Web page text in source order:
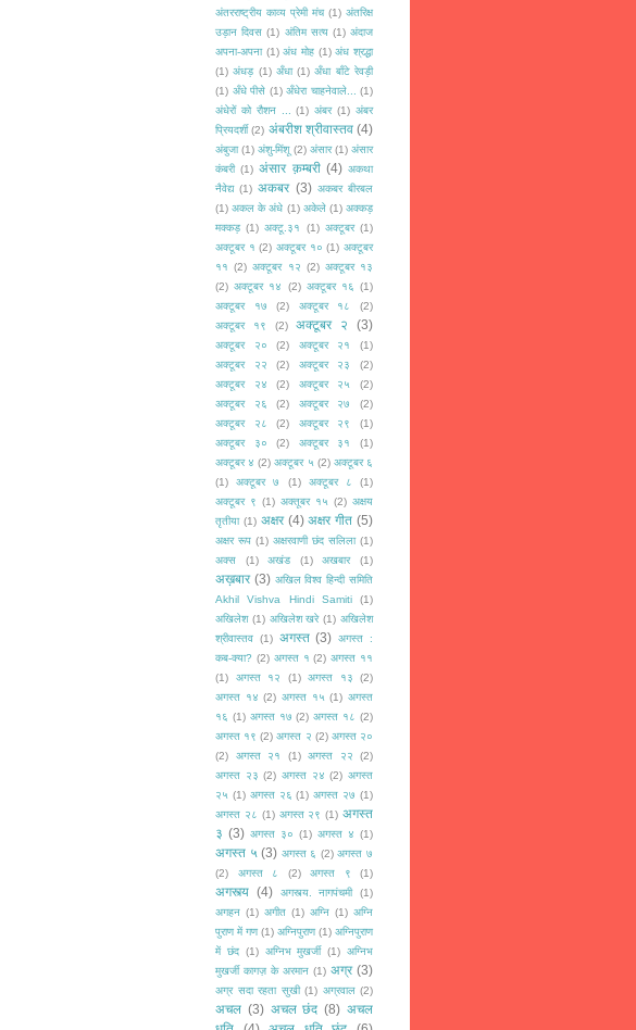
अंतरराष्ट्रीय काव्य प्रेमी मंच (1) अंतरिक्ष
उड़ान दिवस (1) अंतिम सत्य (1) अंदाज
अपना-अपना (1) अंध मोह (1) अंध श्रद्धा
(1) अंधड़ (1) अँधा (1) अँधा बाँटे रेवड़ी
(1) अँधे पीसे (1) अँधेरा चाहनेवाले...
(1)
अंधेरों को रौशन ...
(1) अंबर (1) अंबर
प्रियदर्शी (2) अंबरीश श्रीवास्तव (4)
अंबुजा (1) अंशु-मिंशू (2) अंसार (1) अंसार
कंबरी (1) अंसार क़म्बरी (4) अकथा
नैवेद्य (1) अकबर (3) अकबर बीरबल
(1) अकल के अंधे (1) अकेले (1) अक्कड़
मक्कड़ (1) अक्टू.३१ (1) अक्टूबर (1)
अक्टूबर १ (2) अक्टूबर १० (1) अक्टूबर
११ (2) अक्टूबर १२ (2) अक्टूबर १३
(2) अक्टूबर १४ (2) अक्टूबर १६ (1)
अक्टूबर १७
(2) अक्टूबर १८
(2)
अक्टूबर १९
(2) अक्टूबर २ (3)
अक्टूबर २० (2) अक्टूबर २१
(1)
अक्टूबर २२
(2) अक्टूबर २३
(2)
अक्टूबर २४
(2) अक्टूबर २५
(2)
अक्टूबर २६
(2) अक्टूबर २७
(2)
अक्टूबर २८
(2) अक्टूबर २९
(1)
अक्टूबर ३०
(2) अक्टूबर ३१
(1)
अक्टूबर ४ (2) अक्टूबर ५ (2) अक्टूबर ६
(1)
अक्टूबर ७ (1) अक्टूबर ८
(1)
अक्टूबर ९ (1) अक्तूबर १५ (2) अक्षय
तृतीया (1) अक्षर (4) अक्षर गीत (5)
अक्षर रूप (1) अक्षरवाणी छंद सलिला (1)
अक्स
(1) अखंड (1) अखबार (1)
अख़बार (3) अखिल विश्व हिन्दी समिति
Akhil Vishva Hindi Samiti
(1)
अखिलेश (1) अखिलेश खरे (1) अखिलेश
श्रीवास्तव (1) अगस्त (3) अगस्त :
कब-क्या? (2) अगस्त १ (2) अगस्त ११
(1)
अगस्त १२ (1) अगस्त १३
(2)
अगस्त १४ (2) अगस्त १५ (1) अगस्त
१६ (1) अगस्त १७ (2) अगस्त १८ (2)
अगस्त १९ (2) अगस्त २ (2) अगस्त २०
(2)
अगस्त २१ (1) अगस्त २२
(2)
अगस्त २३ (2) अगस्त २४ (2) अगस्त
२५ (1) अगस्त २६ (1) अगस्त २७ (1)
अगस्त २८ (1) अगस्त २९ (1) अगस्त
३ (3) अगस्त ३० (1) अगस्त ४ (1)
अगस्त ५ (3) अगस्त ६ (2) अगस्त ७
(2)
अगस्त ८ (2) अगस्त ९ (1)
अगस्त्य (4) अगस्त्य. नागपंचमी
(1)
अगहन (1) अगीत (1) अग्नि (1) अग्नि
पुराण में गण (1) अग्निपुराण (1) अग्निपुराण
में छंद (1) अग्निभ मुखर्जी (1) अग्निभ
मुखर्जी कागज़ के अरमान (1) अग्र (3)
अग्र सदा रहता सुखी (1) अग्रवाल (2)
अचल (3) अचल छंद (8) अचल